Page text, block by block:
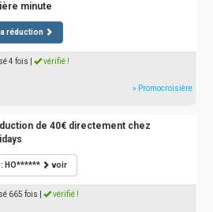
minute
réduction
4 fois vérifié !
» Promocroisière
de 40€ directement chez
: HO****** voir
665 fois vérifié !